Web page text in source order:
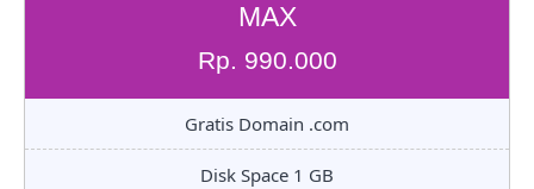
MAX
Rp. 990.000
Gratis Domain .com
Disk Space 1 GB